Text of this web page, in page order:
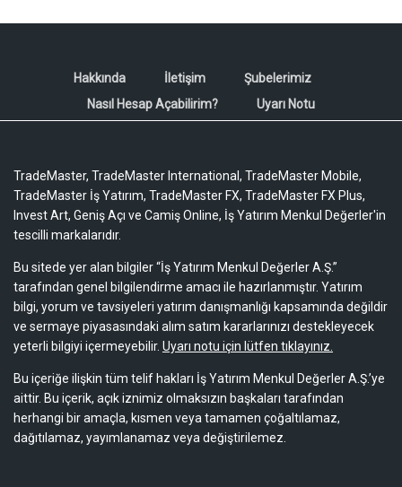
Hakkında İletişim
Şubelerimiz
Nasıl Hesap Açabilirim?
Uyarı Notu
TradeMaster, TradeMaster International, TradeMaster Mobile,
TradeMaster İş Yatırım, TradeMaster FX, TradeMaster FX Plus,
Invest Art, Geniş Açı ve Camiş Online, İş Yatırım Menkul Değerler'in
tescilli markalarıdır.
Bu sitede yer alan bilgiler “İş Yatırım Menkul Değerler A.Ş.”
tarafından genel bilgilendirme amacı ile hazırlanmıştır. Yatırım
bilgi, yorum ve tavsiyeleri yatırım danışmanlığı kapsamında değildir
ve sermaye piyasasındaki alım satım kararlarınızı destekleyecek
yeterli bilgiyi içermeyebilir. Uyarı notu için lütfen tıklayınız.
Bu içeriğe ilişkin tüm telif hakları İş Yatırım Menkul Değerler A.Ş.’ye
aittir. Bu içerik, açık iznimiz olmaksızın başkaları tarafından
herhangi bir amaçla, kısmen veya tamamen çoğaltılamaz,
dağıtılamaz, yayımlanamaz veya değiştirilemez.